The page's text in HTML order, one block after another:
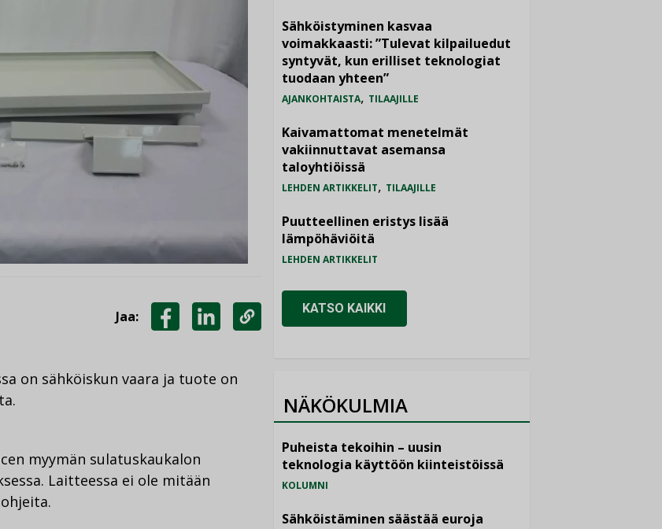
Jaa:
on sähköiskun vaara ja tuote on
myymän sulatuskaukalon
Laitteessa ei ole mitään
Sähköistyminen kasvaa
voimakkaasti: ”Tulevat kilpailuedut
syntyvät, kun erilliset teknologiat
tuodaan yhteen”
AJANKOHTAISTA, TILAAJILLE
Kaivamattomat menetelmät
vakiinnuttavat asemansa
taloyhtiöissä
LEHDEN ARTIKKELIT, TILAAJILLE
Puutteellinen eristys lisää
lämpöhäviöitä
LEHDEN ARTIKKELIT
KATSO KAIKKI
NÄKÖKULMIA
Puheista tekoihin – uusin
teknologia käyttöön kiinteistöissä
KOLUMNI
Sähköistäminen säästää euroja